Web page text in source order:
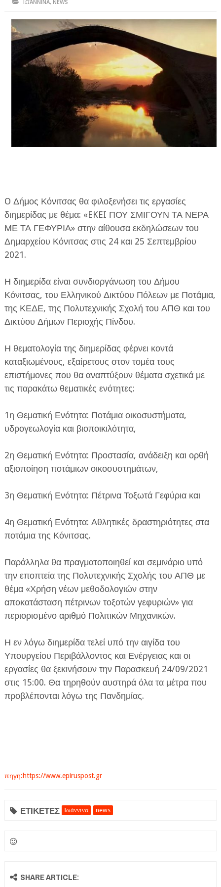
ΗΠΕΙΡΟΣ
ΠΡΕΒΕΖΑ
ΙΩΑΝΝΙΝΑ
ΘΕΣΠΡΩΤΙΑ
ΥΓΕΙΑ-ΟΜΟΡΦΙΑ
ΤΕΧΝΟΛΟΓΙΑ
ΔΙΕΘΝΗ
ΕΦΗΜΕΡΙΔΑ Η ΠΑΡΓΑ
ΠΛΗΡΟΦΟΡΙΕΣ
ΙΩΆΝΝΙΝΑ, NEWS
O Δήμος Κόνιτσας θα φιλοξενήσει τις εργασίες
διημερίδας με θέμα: «EKEI ΠΟΥ ΣΜΙΓΟΥΝ ΤΑ ΝΕΡΑ
ΜΕ ΤΑ ΓΕΦΥΡΙΑ» στην αίθουσα εκδηλώσεων του
Δημαρχείου Κόνιτσας στις 24 και 25 Σεπτεμβρίου
2021.
Η διημερίδα είναι συνδιοργάνωση του Δήμου
Κόνιτσας, του Ελληνικού Δικτύου Πόλεων με Ποτάμια,
της ΚΕΔΕ, της Πολυτεχνικής Σχολή του ΑΠΘ και του
Δικτύου Δήμων Περιοχής Πίνδου.
Η θεματολογία της διημερίδας φέρνει κοντά
καταξιωμένους, εξαίρετους στον τομέα τους
επιστήμονες που θα αναπτύξουν θέματα σχετικά με
τις παρακάτω θεματικές ενότητες:
1η Θεματική Ενότητα: Ποτάμια οικοσυστήματα,
υδρογεωλογία και βιοποικιλότητα,
2η Θεματική Ενότητα: Προστασία, ανάδειξη και ορθή
αξιοποίηση ποτάμιων οικοσυστημάτων,
3η Θεματική Ενότητα: Πέτρινα Τοξωτά Γεφύρια και
4η Θεματική Ενότητα: Αθλητικές δραστηριότητες στα
ποτάμια της Κόνιτσας.
Παράλληλα θα πραγματοποιηθεί και σεμινάριο υπό
την εποπτεία της Πολυτεχνικής Σχολής του ΑΠΘ με
θέμα «Χρήση νέων μεθοδολογιών στην
αποκατάσταση πέτρινων τοξοτών γεφυριών» για
περιορισμένο αριθμό Πολιτικών Μηχανικών.
Η εν λόγω διημερίδα τελεί υπό την αιγίδα του
Υπουργείου Περιβάλλοντος και Ενέργειας και οι
εργασίες θα ξεκινήσουν την Παρασκευή 24/09/2021
στις 15:00. Θα τηρηθούν αυστηρά όλα τα μέτρα που
προβλέπονται λόγω της Πανδημίας.
πηγη:https://www.epiruspost.gr
ΕΤΙΚΕΤΕΣ Ιωάννινα news
SHARE ARTICLE: